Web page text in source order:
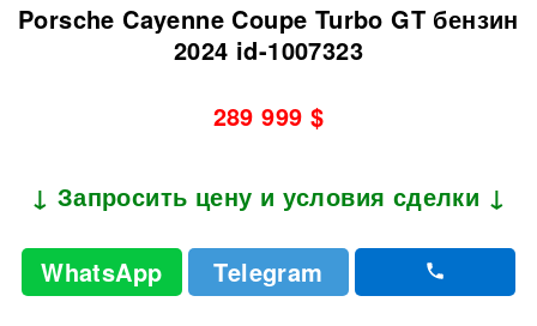
Porsche Cayenne Coupe Turbo GT бензин
2024 id-1007323
289 999 $
↓ Запросить цену и условия сделки ↓
WhatsApp Telegram